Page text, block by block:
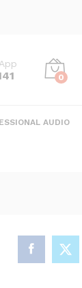
0
AUDIO